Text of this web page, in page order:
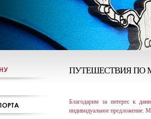
ПУТЕШЕСТВИЯ ПО
Благодарим за интерес к
индивидуальное предложение.